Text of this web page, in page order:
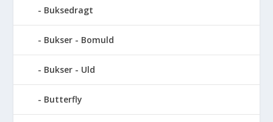
Buksedragt
Bukser - Bomuld
Bukser - Uld
Butterfly